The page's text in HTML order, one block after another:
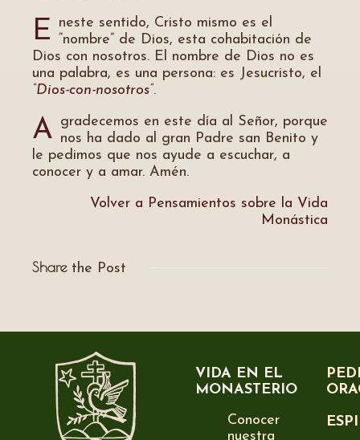
E
neste sentido, Cristo mismo es el
“nombre” de Dios, esta cohabitación de
Dios con nosotros. El nombre de Dios no es
una palabra, es una persona: es Jesucristo, el
“Dios-con-nosotros”.
A gradecemos en este día al Señor, porque
nos ha dado al gran Padre san Benito y
le pedimos que nos ayude a escuchar, a
conocer y a amar. Amén.
Volver a Pensamientos sobre la Vida
Monástica
Sharethe Post
VIDA EN EL
MONASTERIO
Conocer
nuestra